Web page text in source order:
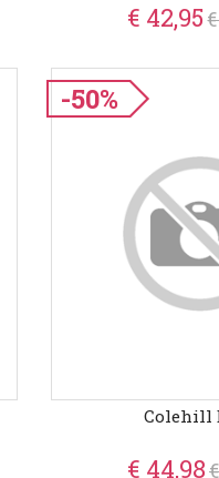
€ 42,95
-50%
Colehill
€ 44,98